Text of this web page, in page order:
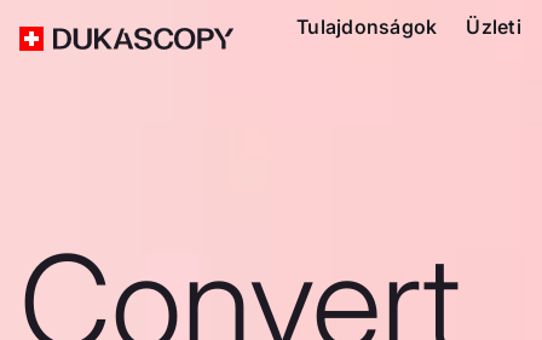
Tulajdonságok Üzleti
Convert